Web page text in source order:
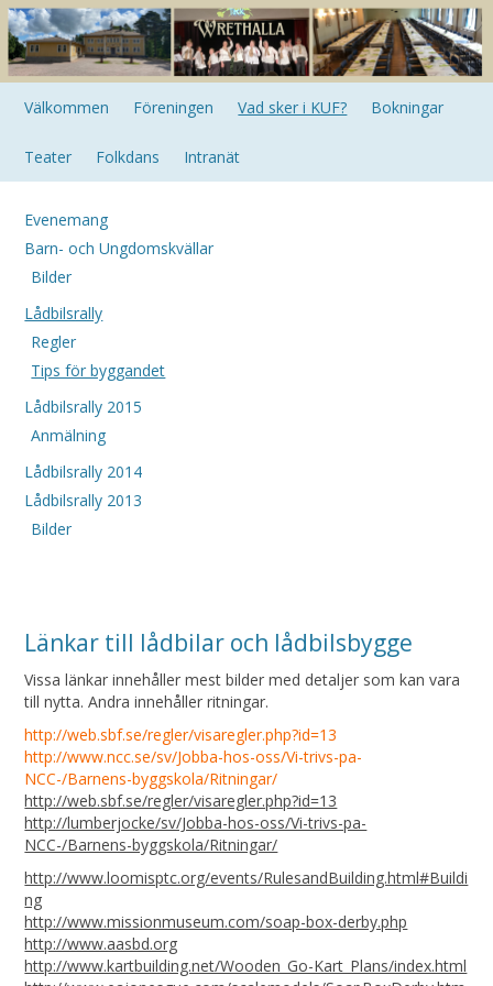
Välkommen Föreningen Vad sker i KUF? Bokningar
Teater Folkdans Intranät
Evenemang
Barn- och Ungdomskvällar
Bilder
Lådbilsrally
Regler
Tips för byggandet
Lådbilsrally 2015
Anmälning
Lådbilsrally 2014
Lådbilsrally 2013
Bilder
Länkar till lådbilar och lådbilsbygge
Vissa länkar innehåller mest bilder med detaljer som kan vara
till nytta. Andra innehåller ritningar.
http://web.sbf.se/regler/visaregler.php?id=13
http://www.ncc.se/sv/Jobba-hos-oss/Vi-trivs-pa-
NCC-/Barnens-byggskola/Ritningar/
http://web.sbf.se/regler/visaregler.php?id=13
http://lumberjocke/sv/Jobba-hos-oss/Vi-trivs-pa-
NCC-/Barnens-byggskola/Ritningar/
http://www.loomisptc.org/events/RulesandBuilding.html#Buildi
ng
http://www.missionmuseum.com/soap-box-derby.php
http://www.aasbd.org
http://www.kartbuilding.net/Wooden_Go-Kart_Plans/index.html